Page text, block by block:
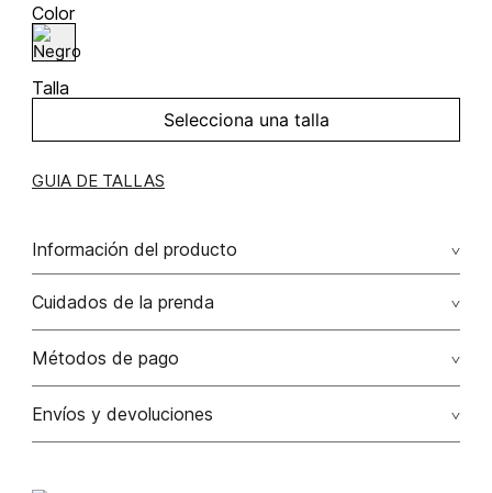
Color
Talla
Selecciona una talla
GUIA DE TALLAS
Información del producto
Cuidados de la prenda
Métodos de pago
Tarjetas de crédito: Visa, Dinners, Master Card y American
Envíos y devoluciones